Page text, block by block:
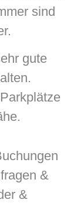
sind
gute
&
&